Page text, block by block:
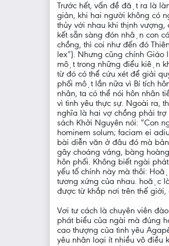
Trước hết, vấn đề đặt ra là
giản, khi hai người không có
thủy với nhau khi thịnh
kết sẵn sàng đón nhận con
chồng, thì coi như đến đó
lex”). Nhưng cũng chính
một trong những điểu kiện
từ đó có thể cứu xét để giải
phối một lần nữa vì Bí tích
nhân, ta có thể nói hôn nhân
vì tình yêu thực sự. Ngoài ra,
nghĩa là hai vợ chồng phải
sách Khởi Nguyên nói: “Con
hominem solum; faciam ei
bài diễn văn ở đâu đó mà
gây choáng váng, bàng
hôn phối. Không biết ngài
yếu tố chính này mà thôi:
tương xứng của nhau. hoặc
được từ khắp nơi trên thế
Vơi tư cách là chuyên viên
phát biểu của ngài mà đúng
cao thượng của tình yêu
yêu nhân loại ít nhiều vô